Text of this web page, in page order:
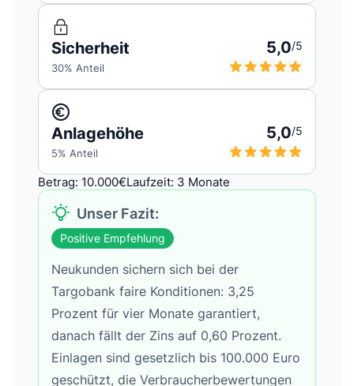
Sicherheit 5,0/5
30% Anteil
Anlagehöhe 5,0/5
5% Anteil
Betrag: 10.000€Laufzeit: 3 Monate
Unser Fazit:
Positive Empfehlung
Neukunden sichern sich bei der
Targobank faire Konditionen: 3,25
Prozent für vier Monate garantiert,
danach fällt der Zins auf 0,60 Prozent.
Einlagen sind gesetzlich bis 100.000 Euro
geschützt, die Verbraucherbewertungen